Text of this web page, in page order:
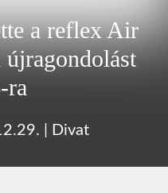
a reflex Air
ra
Divat